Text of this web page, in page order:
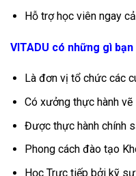
Hỗ trợ học viên ngay
VITADU có những gì bạn
Là đơn vị tổ chức các
Có xưởng thực hành
Được thực hành chính
Phong cách đào tạo
Học Trực tiếp bởi kỹ